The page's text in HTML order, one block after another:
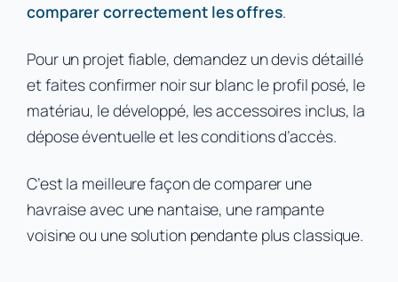
comparer correctement les offres.
Pour un projet fiable, demandez un devis détaillé
et faites confirmer noir sur blanc le profil posé, le
matériau, le développé, les accessoires inclus, la
dépose éventuelle et les conditions d’accès.
C’est la meilleure façon de comparer une
havraise avec une nantaise, une rampante
voisine ou une solution pendante plus classique.